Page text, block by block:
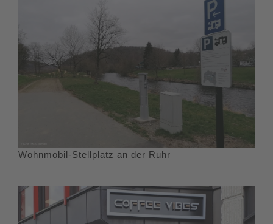
Wohnmobil-Stellplatz an der Ruhr